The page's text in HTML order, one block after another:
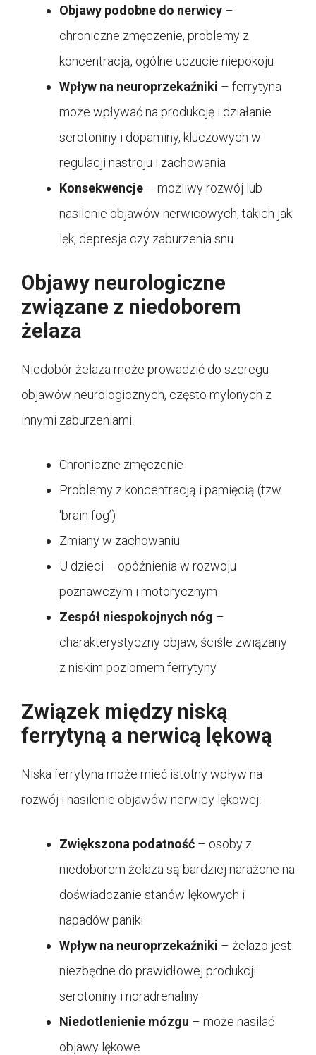
Objawy podobne do nerwicy –
chroniczne zmęczenie, problemy z
koncentracją, ogólne uczucie niepokoju
Wpływ na neuroprzekaźniki – ferrytyna
może wpływać na produkcję i działanie
serotoniny i dopaminy, kluczowych w
regulacji nastroju i zachowania
Konsekwencje – możliwy rozwój lub
nasilenie objawów nerwicowych, takich jak
lęk, depresja czy zaburzenia snu
Objawy neurologiczne
związane z niedoborem
żelaza
Niedobór żelaza może prowadzić do szeregu
objawów neurologicznych, często mylonych z
innymi zaburzeniami:
Chroniczne zmęczenie
Problemy z koncentracją i pamięcią (tzw.
'brain fog’)
Zmiany w zachowaniu
U dzieci – opóźnienia w rozwoju
poznawczym i motorycznym
Zespół niespokojnych nóg –
charakterystyczny objaw, ściśle związany
z niskim poziomem ferrytyny
Związek między niską
ferrytyną a nerwicą lękową
Niska ferrytyna może mieć istotny wpływ na
rozwój i nasilenie objawów nerwicy lękowej:
Zwiększona podatność – osoby z
niedoborem żelaza są bardziej narażone na
doświadczanie stanów lękowych i
napadów paniki
Wpływ na neuroprzekaźniki – żelazo jest
niezbędne do prawidłowej produkcji
serotoniny i noradrenaliny
Niedotlenienie mózgu – może nasilać
objawy lękowe